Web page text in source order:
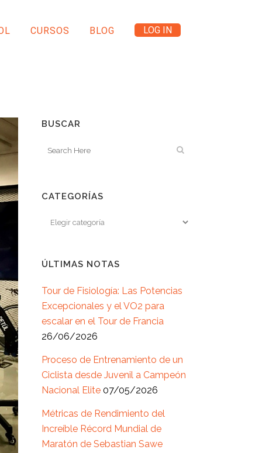
CURSOS BLOG LOG IN
BUSCAR
CATEGORÍAS
ÚLTIMAS NOTAS
Tour de Fisiología: Las Potencias
Excepcionales y el VO2 para
escalar en el Tour de Francia
26/06/2026
Proceso de Entrenamiento de un
Ciclista desde Juvenil a Campeón
Nacional Elite 07/05/2026
Métricas de Rendimiento del
Increíble Récord Mundial de
Maratón de Sebastian Sawe